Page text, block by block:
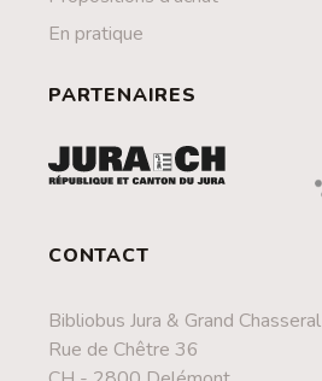
En pratique
PARTENAIRES
CONTACT
Bibliobus Jura & Grand Chasseral
Rue de Chêtre 36